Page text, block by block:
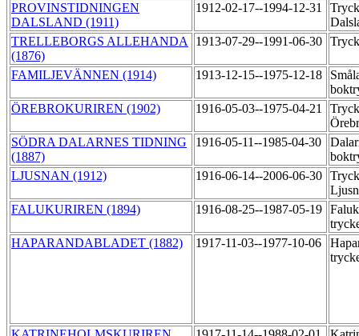
PROVINSTIDNINGEN
DALSLAND (1911)
1912-02-17--1994-12-31
TRELLEBORGS ALLEHANDA
(1876)
1913-07-29--1991-06-30
FAMILJEVÄNNEN (1914) 1913-12-15--1975-12-18
ÖREBROKURIREN (1902)
1916-05-03--1975-04-21
SÖDRA DALARNES TIDNING
(1887)
1916-05-11--1985-04-30
LJUSNAN (1912)
1916-06-14--2006-06-30
FALUKURIREN (1894)
1916-08-25--1987-05-19
HAPARANDABLADET (1882)
1917-11-03--1977-10-06